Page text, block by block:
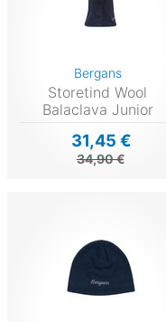
Bergans
Storetind Wool
Balaclava Junior
31,45 €
34,90 €